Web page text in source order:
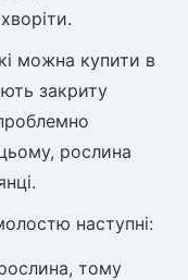
можна купити в
закриту
рослина
наступні:
рослина, тому